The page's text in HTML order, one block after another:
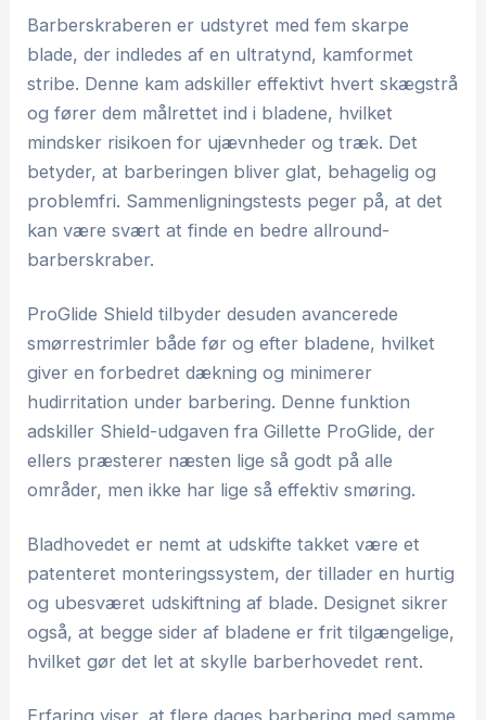
Barberskraberen er udstyret med fem skarpe
blade, der indledes af en ultratynd, kamformet
stribe. Denne kam adskiller effektivt hvert skægstrå
og fører dem målrettet ind i bladene, hvilket
mindsker risikoen for ujævnheder og træk. Det
betyder, at barberingen bliver glat, behagelig og
problemfri. Sammenligningstests peger på, at det
kan være svært at finde en bedre allround-
barberskraber.
ProGlide Shield tilbyder desuden avancerede
smørrestrimler både før og efter bladene, hvilket
giver en forbedret dækning og minimerer
hudirritation under barbering. Denne funktion
adskiller Shield-udgaven fra Gillette ProGlide, der
ellers præsterer næsten lige så godt på alle
områder, men ikke har lige så effektiv smøring.
Bladhovedet er nemt at udskifte takket være et
patenteret monteringssystem, der tillader en hurtig
og ubesværet udskiftning af blade. Designet sikrer
også, at begge sider af bladene er frit tilgængelige,
hvilket gør det let at skylle barberhovedet rent.